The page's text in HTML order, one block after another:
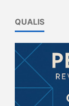
QUALIS